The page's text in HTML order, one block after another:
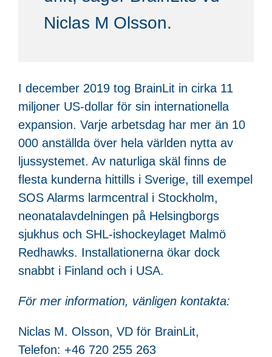
Niclas M Olsson.
I december 2019 tog BrainLit in cirka 11
miljoner US-dollar för sin internationella
expansion. Varje arbetsdag har mer än 10
000 anställda över hela världen nytta av
ljussystemet. Av naturliga skäl finns de
flesta kunderna hittills i Sverige, till exempel
SOS Alarms larmcentral i Stockholm,
neonatalavdelningen på Helsingborgs
sjukhus och SHL-ishockeylaget Malmö
Redhawks. Installationerna ökar dock
snabbt i Finland och i USA.
För mer information, vänligen kontakta:
Niclas M. Olsson, VD för BrainLit,
Telefon: +46 720 255 263